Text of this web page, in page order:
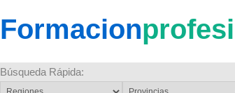
Formacion
Búsqueda Rápida: